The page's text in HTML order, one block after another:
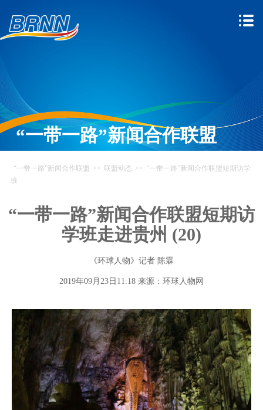
“一带一路”新闻合作联盟
“一带一路”新闻合作联盟 >> 联盟动态 >> “一带一路”新闻合作联盟短期访学
班
“一带一路”新闻合作联盟短期访
学班走进贵州 (20)
《环球人物》记者 陈霖
2019年09月23日11:18 来源： 环球人物网